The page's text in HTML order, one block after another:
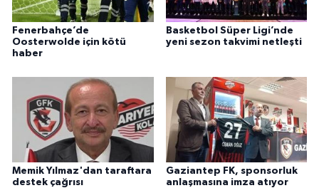
Fenerbahçe’de
Oosterwolde için kötü
haber
Basketbol Süper Ligi’nde
yeni sezon takvimi netleşti
Memik Yılmaz'dan taraftara
destek çağrısı
Gaziantep FK, sponsorluk
anlaşmasına imza atıyor